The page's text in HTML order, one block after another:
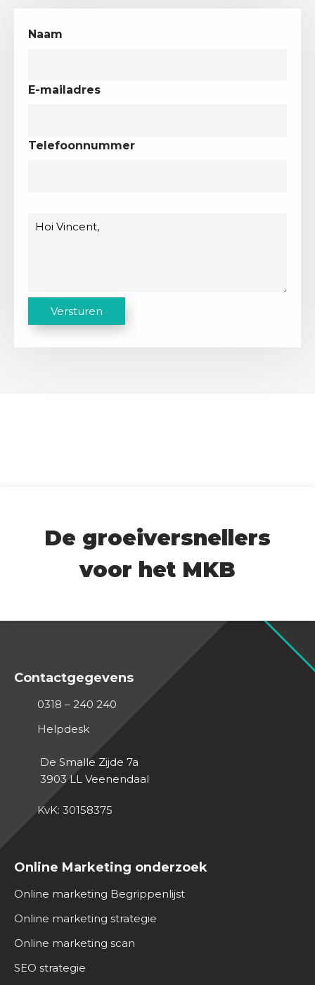
Naam
E-mailadres
Telefoonnummer
A
Versturen
De groeiversnellers
voor het MKB
Online Marketing onderzoek
Online marketing Begrippenlijst
Online marketing strategie
Online marketing scan
SEO strategie
Contactgegevens
0318 – 240 240
Helpdesk
De Smalle Zijde 7a
3903 LL Veenendaal
KvK: 30158375